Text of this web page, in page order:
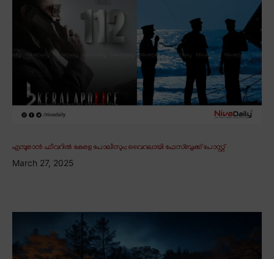
എമ്പുരാൻ ഫീവറിൽ കേരള പോലീസും; വൈറലായി ഫേസ്ബുക്ക് പോസ്റ്റ്
March 27, 2025